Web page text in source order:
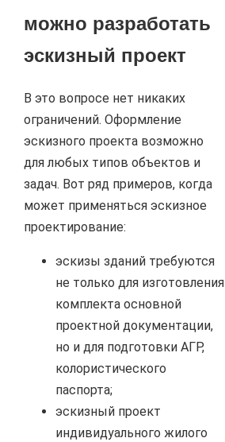
можно разработать
эскизный проект
В это вопросе нет никаких
ограничений. Оформление
эскизного проекта возможно
для любых типов объектов и
задач. Вот ряд примеров, когда
может применяться эскизное
проектирование:
эскизы зданий требуются
не только для изготовления
комплекта основной
проектной документации,
но и для подготовки АГР,
колористического
паспорта;
эскизный проект
индивидуального жилого